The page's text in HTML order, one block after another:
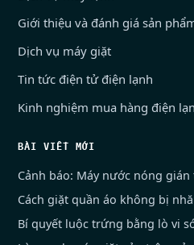
Giới thiệu và đánh giá sản
Dịch vụ máy giặt
Tin tức điện tử điện lạnh
Kinh nghiệm mua hàng điện
BÀI VIẾT MỚI
Cảnh báo: Máy nước nóng
Cách giặt quần áo không bị
Bí quyết luộc trứng bằng lò vi